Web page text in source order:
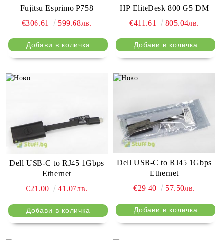
Fujitsu Esprimo P758
€306.61
599.68лв.
HP EliteDesk 800 G5 DM
€411.61
805.04лв.
Dell USB-C to RJ45 1Gbps
Ethernet
€21.00
41.07лв.
Dell USB-C to RJ45 1Gbps
Ethernet
€29.40
57.50лв.